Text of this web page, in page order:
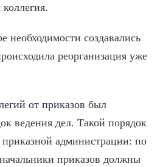
необходимости создавались
реорганизация уже
от приказов был
ведения дел. Такой порядок
администрации: по
приказов должны